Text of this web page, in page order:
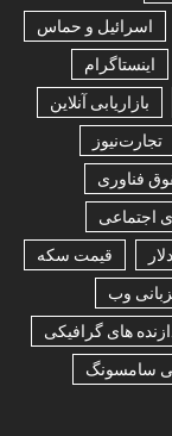
اسرائیل و حماس
اینستاگرام
بازاریابی آنلاین
تجارت‌نیوز
فناوری
اجتماعی
قیمت سکه
وب
های گرافیکی
سامسونگ